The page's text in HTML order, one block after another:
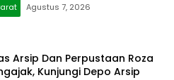
Agustus 7, 2026
Arsip Dan Perpustaan Roza
Kunjungi Depo Arsip